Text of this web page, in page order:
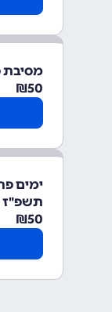
מסיבת
50
₪
ימים
תשפ"ז
50
₪